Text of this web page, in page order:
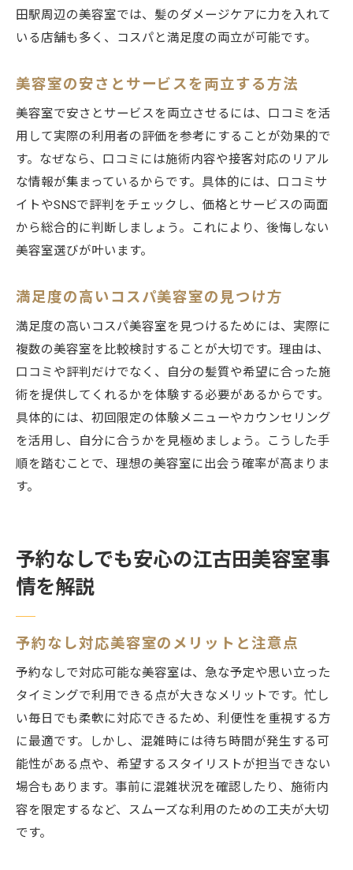
田駅周辺の美容室では、髪のダメージケアに力を入れて
いる店舗も多く、コスパと満足度の両立が可能です。
美容室の安さとサービスを両立する方法
美容室で安さとサービスを両立させるには、口コミを活
用して実際の利用者の評価を参考にすることが効果的で
す。なぜなら、口コミには施術内容や接客対応のリアル
な情報が集まっているからです。具体的には、口コミサ
イトやSNSで評判をチェックし、価格とサービスの両面
から総合的に判断しましょう。これにより、後悔しない
美容室選びが叶います。
満足度の高いコスパ美容室の見つけ方
満足度の高いコスパ美容室を見つけるためには、実際に
複数の美容室を比較検討することが大切です。理由は、
口コミや評判だけでなく、自分の髪質や希望に合った施
術を提供してくれるかを体験する必要があるからです。
具体的には、初回限定の体験メニューやカウンセリング
を活用し、自分に合うかを見極めましょう。こうした手
順を踏むことで、理想の美容室に出会う確率が高まりま
す。
予約なしでも安心の江古田美容室事
情を解説
予約なし対応美容室のメリットと注意点
予約なしで対応可能な美容室は、急な予定や思い立った
タイミングで利用できる点が大きなメリットです。忙し
い毎日でも柔軟に対応できるため、利便性を重視する方
に最適です。しかし、混雑時には待ち時間が発生する可
能性がある点や、希望するスタイリストが担当できない
場合もあります。事前に混雑状況を確認したり、施術内
容を限定するなど、スムーズな利用のための工夫が大切
です。